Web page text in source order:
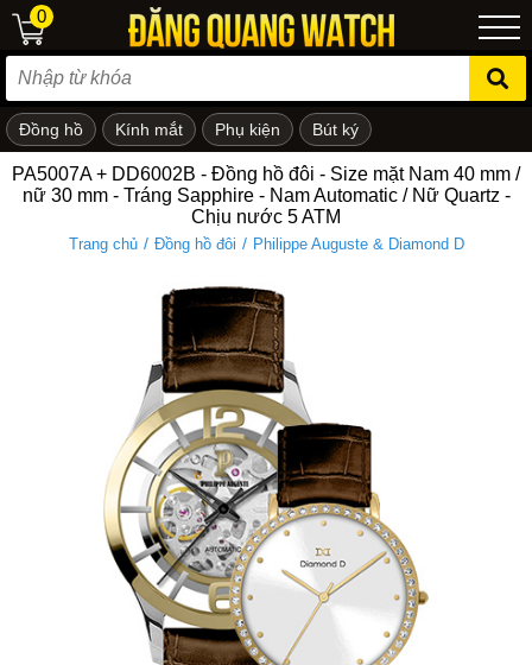
em
0
Đồng hồ Kính mắt Phụ kiện Bút ký
PA5007A + DD6002B - Đồng hồ đôi - Size mặt Nam 40 mm /
nữ 30 mm - Tráng Sapphire - Nam Automatic / Nữ Quartz -
Chịu nước 5 ATM
Trang chủ / Đồng hồ đôi / Philippe Auguste & Diamond D